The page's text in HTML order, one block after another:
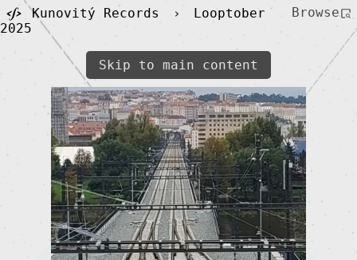
Skip to main content
Kunovitý Records ›
Looptober
2025
Browse